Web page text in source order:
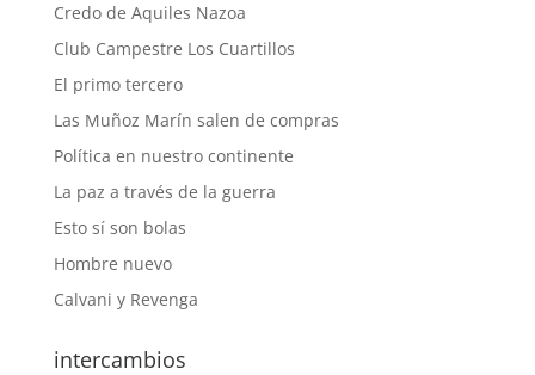
Credo de Aquiles Nazoa
Club Campestre Los Cuartillos
El primo tercero
Las Muñoz Marín salen de compras
Política en nuestro continente
La paz a través de la guerra
Esto sí son bolas
Hombre nuevo
Calvani y Revenga
intercambios